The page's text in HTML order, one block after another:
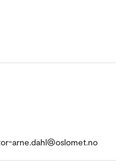
arne.dahl@oslomet.no